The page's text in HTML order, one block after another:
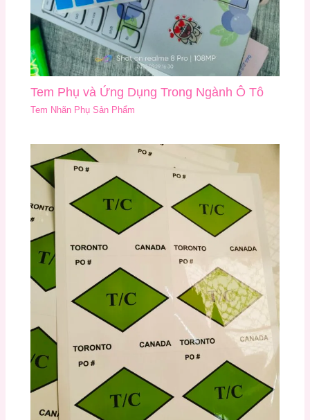
Tem Phụ và Ứng Dụng Trong Ngành Ô Tô
Tem Nhãn Phụ Sản Phẩm